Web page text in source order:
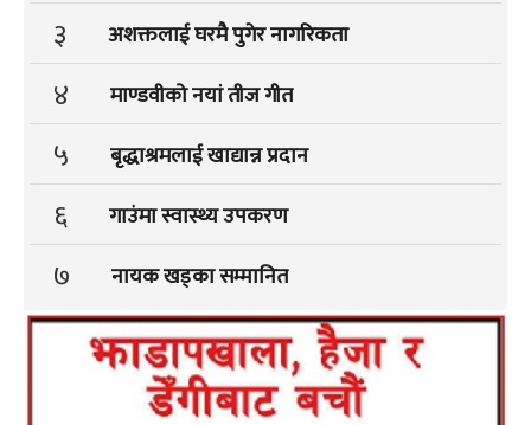
३ अशक्तलाई घरमै पुगेर नागरिकता
४ माण्डवीको नयां तीज गीत
५ बृद्धाश्रमलाई खाद्यान्न प्रदान
६ गाउंमा स्वास्थ्य उपकरण
७ नायक खड्का सम्मानित